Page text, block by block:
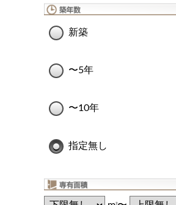
新築
〜5年
〜10年
指定無し
2